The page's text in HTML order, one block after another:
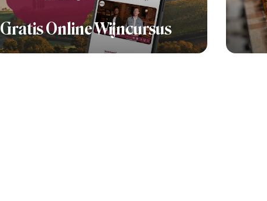
Gratis Online Wijncursus